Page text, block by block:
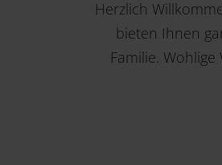
Herzlich
bieten Ihnen
Familie.